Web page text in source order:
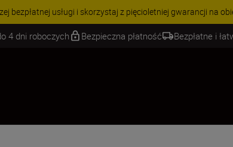
| Oszczędź 15% na wybranych akcesoriach i
4 dni roboczych Bezpieczna płatność Bezpłatne i